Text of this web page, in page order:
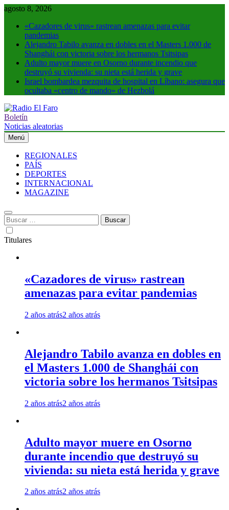
Saltar
contenido
agosto 8, 2026
«Cazadores de virus» rastrean amenazas para evitar
pandemias
Alejandro Tabilo avanza en dobles en el Masters 1.000 de
Shanghái con victoria sobre los hermanos Tsitsipas
Adulto mayor muere en Osorno durante incendio que
destruyó su vivienda: su nieta está herida y grave
Israel bombardea mezquita de hospital en Líbano: asegura que
ocultaba «centro de mando» de Hezbolá
Radio El Faro
Noticias y más
Boletín
Noticias aleatorias
Menú
REGIONALES
PAÍS
DEPORTES
INTERNACIONAL
MAGAZINE
Buscar:
Titulares
«Cazadores de virus» rastrean
amenazas para evitar pandemias
2 años atrás2 años atrás
Alejandro Tabilo avanza en dobles en
el Masters 1.000 de Shanghái con
victoria sobre los hermanos Tsitsipas
2 años atrás2 años atrás
Adulto mayor muere en Osorno
durante incendio que destruyó su
vivienda: su nieta está herida y grave
2 años atrás2 años atrás